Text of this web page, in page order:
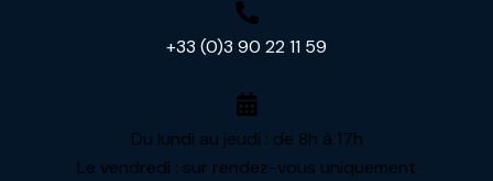
+33 (0)3 90 22 11 59
Du lundi au jeudi : de 8h à 17h
Le vendredi : sur rendez-vous uniquement